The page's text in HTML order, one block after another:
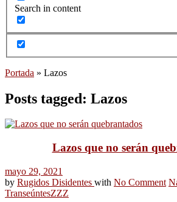
Search in content
Portada » Lazos
Posts tagged: Lazos
Lazos que no serán
mayo 29, 2021
by Rugidos Disidentes with No Comment
TranseúntesZZZ